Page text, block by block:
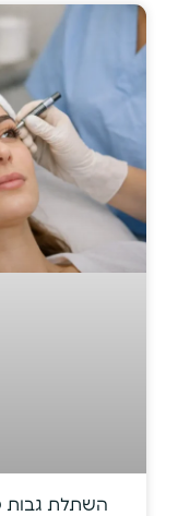
השתלת גבות